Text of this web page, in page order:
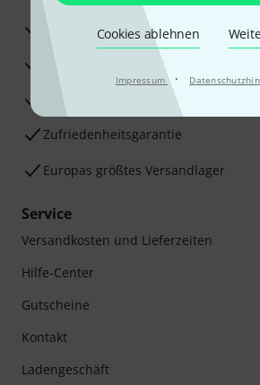
Cookies ablehnen
Impressum ·
30 Tage Money-Back-Garantie
Beratung durch Fachexperten
Zufriedenheitsgarantie
Europas größtes Versandlager
Service
Versandkosten und Lieferzeiten
Hilfe-Center
Gutscheine
Kontakt
Ladengeschäft